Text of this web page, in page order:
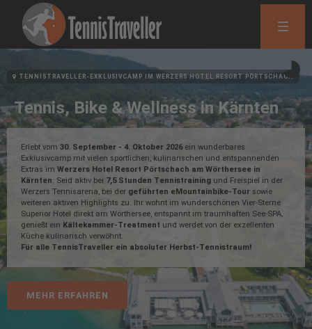
TENNISTRAVELLER-EXKLUSIVCAMP IM WERZERS HOTEL RESORT PÖRTSCHACH
Tennis, Bike & Wellness in Kärnten
Erlebt vom 30. September - 4. Oktober 2026 ein wunderbares
Exklusivcamp mit vielen sportlichen, kulinarischen und entspannenden
Extras im Werzers Hotel Resort Pörtschach am Wörthersee in
Kärnten. Seid aktiv bei 7,5 Stunden Tennistraining und Freispiel in der
Werzers Tennisarena, bei der geführten eMountainbike-Tour sowie
weiteren aktiven Highlights zu. Ihr wohnt im wunderschönen Vier-Sterne
Superior Hotel direkt am Wörthersee, entspannt im traumhaften See-SPA,
genießt ein Kältekammer-Treatment und werdet von der exzellenten
Küche kulinarisch verwöhnt.
Für alle TennisTraveller ein absoluter Herbst-Tennistraum!
MEHR ERFAHREN